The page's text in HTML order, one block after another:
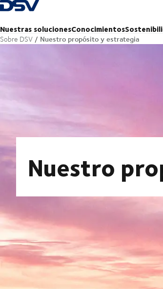
Volver a la página principal
Nuestras solucionesConocimientos
Sobre DSV Nuestro propósito y estrategia
Nuestro